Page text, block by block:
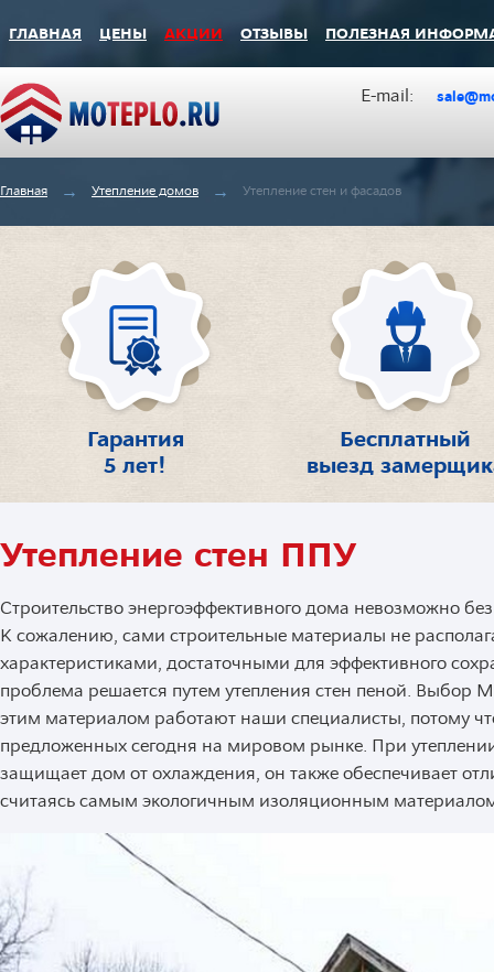
ГЛАВНАЯ ЦЕНЫ АКЦИИ ОТЗЫВЫ ПОЛЕЗНАЯ
Е-mаil:
Главная → Утепление домов → Утепление стен и фасадов
Гарантия
5 лет!
Бесплатный
выезд
Утепление стен ППУ
Строительство энергоэффективного дома невозможно
К сожалению, сами строительные материалы не
характеристиками, достаточными для эффективного
проблема решается путем утепления стен пеной. Выбор
этим материалом работают наши специалисты, потому
предложенных сегодня на мировом рынке. При
защищает дом от охлаждения, он также обеспечивает
считаясь самым экологичным изоляционным